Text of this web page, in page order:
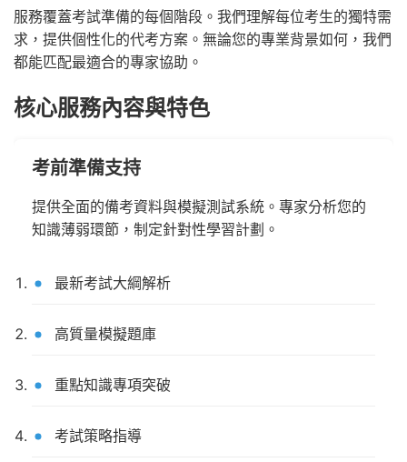
服務覆蓋考試準備的每個階段。我們理解每位考生的獨特需
求，提供個性化的代考方案。無論您的專業背景如何，我們
都能匹配最適合的專家協助。
核心服務內容與特色
考前準備支持
提供全面的備考資料與模擬測試系統。專家分析您的
知識薄弱環節，制定針對性學習計劃。
最新考試大綱解析
高質量模擬題庫
重點知識專項突破
考試策略指導